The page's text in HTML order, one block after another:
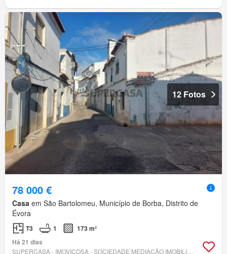
12 Fotos
78 000 €
Casa em São Bartolomeu, Município de Borba, Distrito de
Évora
T3 1
173 m²
Há 21 dias